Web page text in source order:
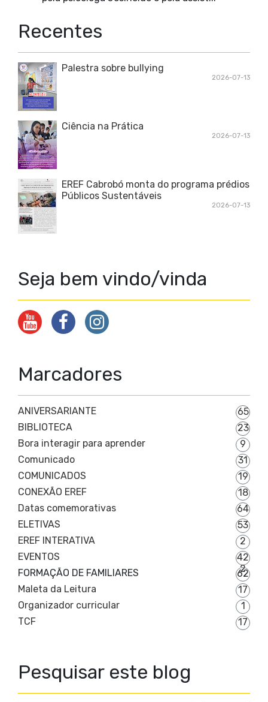
Recentes
Palestra sobre bullying
2026-07-13
Ciência na Prática
2026-07-13
EREF Cabrobó monta do programa prédios
Públicos Sustentáveis
2026-07-13
Seja bem vindo/vinda
Marcadores
ANIVERSARIANTE
65
BIBLIOTECA
23
Bora interagir para aprender
9
Comunicado
31
COMUNICADOS
19
CONEXÃO EREF
18
Datas comemorativas
64
ELETIVAS
53
EREF INTERATIVA
2
EVENTOS
42
2
FORMAÇÃO DE FAMILIARES
62
Maleta da Leitura
17
Organizador curricular
1
TCF
17
Pesquisar este blog